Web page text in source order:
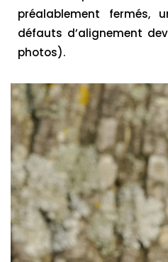
préalablement fermés,
défauts d’alignement
photos).